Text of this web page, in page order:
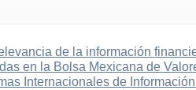
de la información
en la Bolsa Mexicana de
Internacionales de